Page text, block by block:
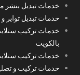
خدمات تبديل بنشر
خدمات تبديل
خدمات تركيب
بالكويت
خدمات تركيب
خدمات تركيب و